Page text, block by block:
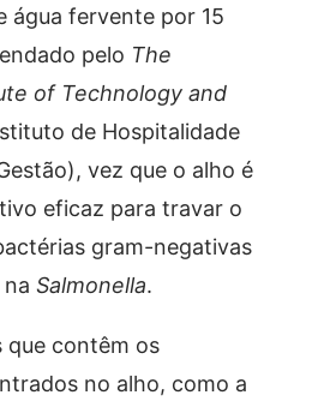
água fervente por 15
pelo The
of Technology and
de Hospitalidade
vez que o alho é
eficaz para travar o
gram-negativas
Salmonella.
que contêm os
no alho, como a